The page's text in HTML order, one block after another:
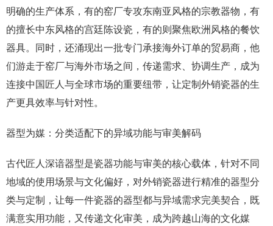
明确的生产体系，有的窑厂专攻东南亚风格的宗教器物，有
的擅长中东风格的宫廷陈设瓷，有的则聚焦欧洲风格的餐饮
器具。同时，还涌现出一批专门承接海外订单的贸易商，他
们游走于窑厂与海外市场之间，传递需求、协调生产，成为
连接中国匠人与全球市场的重要纽带，让定制外销瓷器的生
产更具效率与针对性。
器型为媒：分类适配下的异域功能与审美解码
古代匠人深谙器型是瓷器功能与审美的核心载体，针对不同
地域的使用场景与文化偏好，对外销瓷器进行精准的器型分
类与定制，让每一件瓷器的器型都与异域需求完美契合，既
满意实用功能，又传递文化审美，成为跨越山海的文化媒